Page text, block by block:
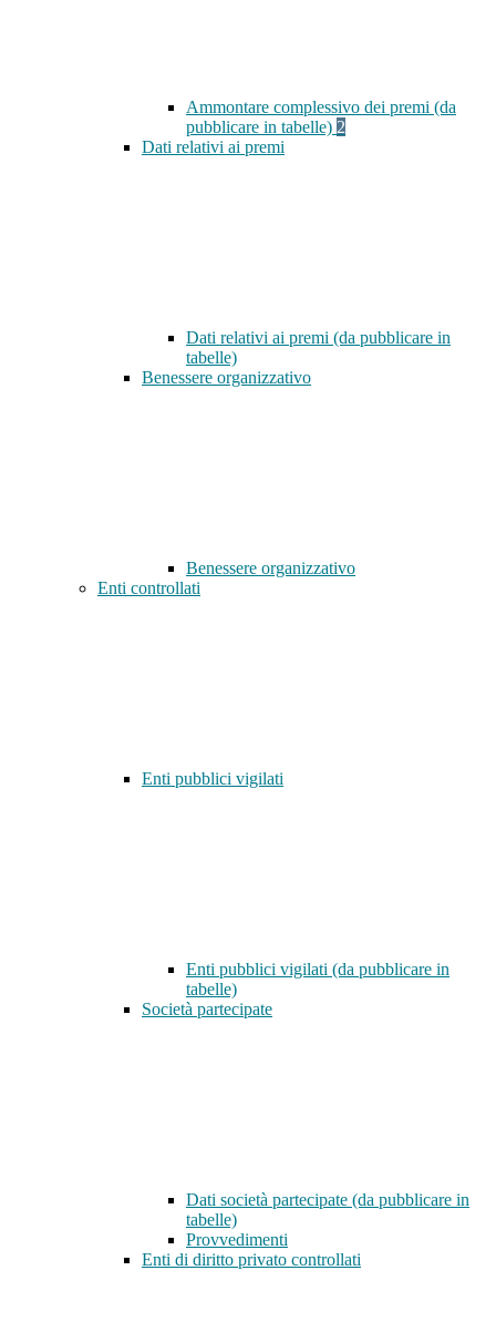
Ammontare complessivo dei premi (da
pubblicare in tabelle) 2
Dati relativi ai premi
Dati relativi ai premi (da pubblicare in
tabelle)
Benessere organizzativo
Benessere organizzativo
Enti controllati
Enti pubblici vigilati
Enti pubblici vigilati (da pubblicare in
tabelle)
Società partecipate
Dati società partecipate (da pubblicare in
tabelle)
Provvedimenti
Enti di diritto privato controllati